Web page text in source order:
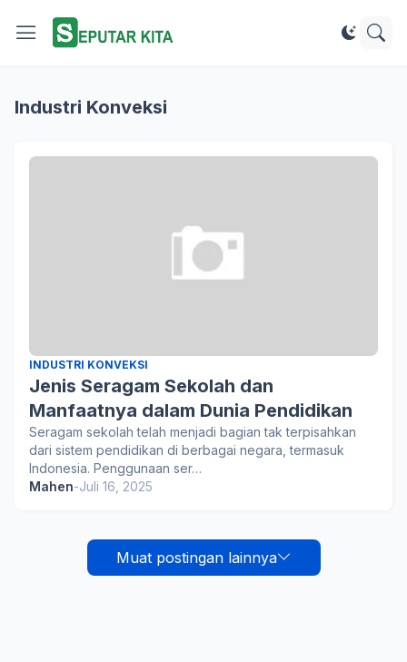
Industri Konveksi
INDUSTRI KONVEKSI
Jenis Seragam Sekolah dan
Manfaatnya dalam Dunia Pendidikan
Seragam sekolah telah menjadi bagian tak terpisahkan
dari sistem pendidikan di berbagai negara, termasuk
Indonesia. Penggunaan ser…
Mahen-Juli 16, 2025
Muat postingan lainnya